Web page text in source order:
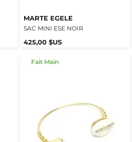
MARTE EGELE
SAC MINI ESE NOIR
425,00 $US
Fait Main